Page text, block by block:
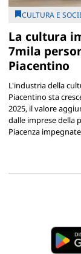
CULTURA E
La cultura
7mila
Piacentino
L'industria della
Piacentino sta
2025, il valore
dalle imprese della
Piacenza